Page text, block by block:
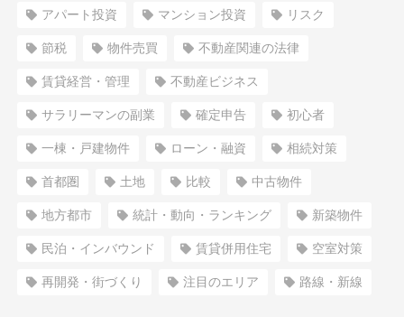
アパート投資 マンション投資 リスク
節税 物件売買 不動産関連の法律
賃貸経営・管理 不動産ビジネス
サラリーマンの副業 確定申告 初心者
一棟・戸建物件 ローン・融資 相続対策
首都圏 土地 比較 中古物件
地方都市 統計・動向・ランキング 新築物件
民泊・インバウンド 賃貸併用住宅 空室対策
再開発・街づくり 注目のエリア 路線・新線